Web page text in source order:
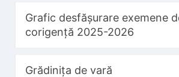
Grafic desfășurare exemene
corigență 2025-2026
Grădinița de vară